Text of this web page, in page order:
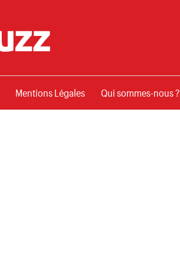
Mentions Légales Qui sommes-nous ?